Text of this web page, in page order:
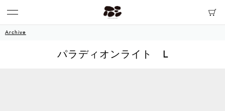
Archive
パラディオンライト L